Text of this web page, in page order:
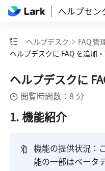
ヘルプセン
ヘルプデスク
FAQ 管
ヘルプデスクに FAQ を追加
ヘルプデスクに
閲覧時間数：8 分
機能紹介
🔖 機能の提供状況：
能の一部はベータ